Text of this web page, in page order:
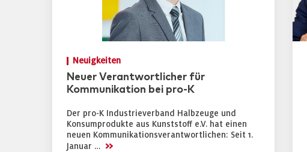
Neuigkeiten
Neuer Verantwortlicher für
Kommunikation bei pro-K
Der pro-K Industrieverband Halbzeuge und
Konsumprodukte aus Kunststoff e.V. hat einen
neuen Kommunikationsverantwortlichen: Seit 1.
Januar … >>